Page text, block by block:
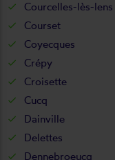
Courcelles-lès-lens
Courset
Coyecques
Crépy
Croisette
Cucq
Dainville
Delettes
Dennebroeucq